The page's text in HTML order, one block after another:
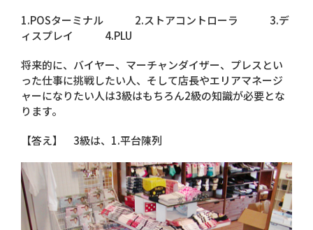
1.POSターミナル 2.ストアコントローラ 3.デ
ィスプレイ 4.PLU
将来的に、バイヤー、マーチャンダイザー、プレスとい
った仕事に挑戦したい人、そして店長やエリアマネージ
ャーになりたい人は3級はもちろん2級の知識が必要とな
ります。
【答え】 3級は、1.平台陳列